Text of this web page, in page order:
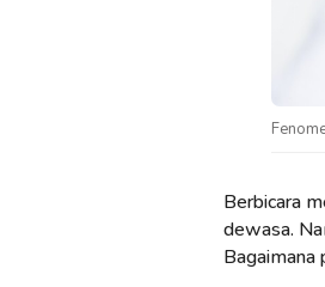
Berbicara
dewasa.
Bagaimana